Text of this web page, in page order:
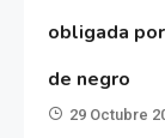
obligada
de negro
29 Octubre